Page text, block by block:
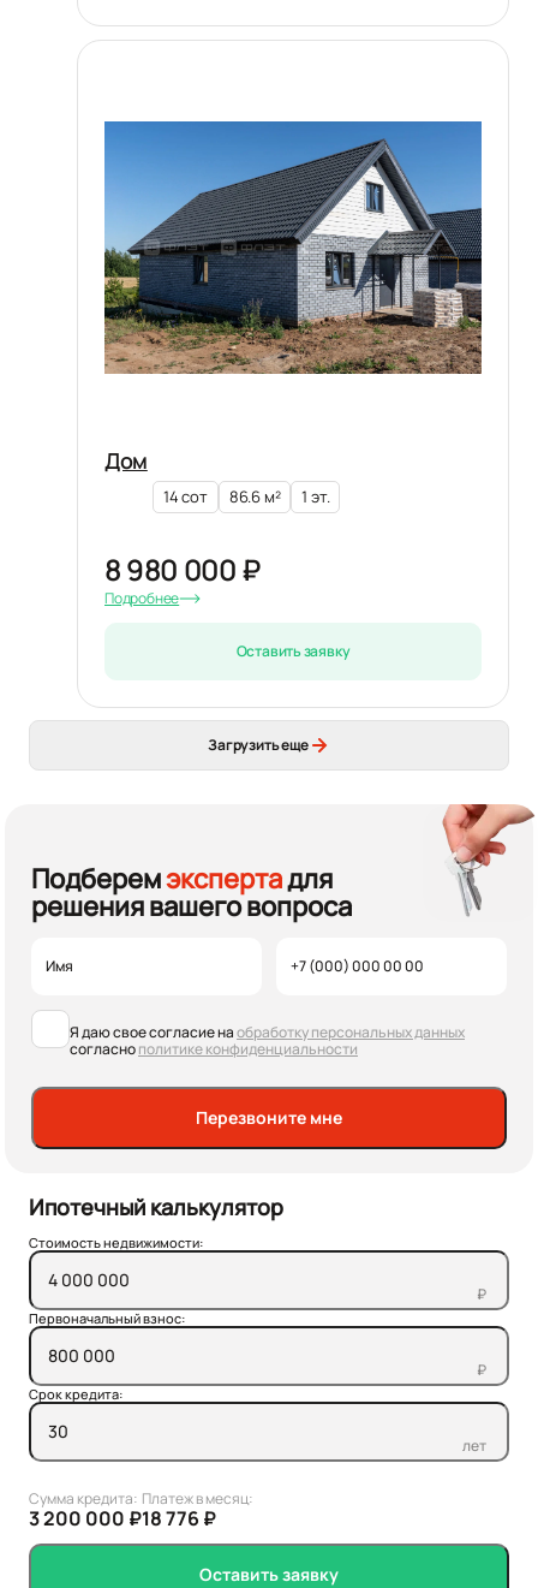
Дом
14 сот 86.6 м² 1 эт.
8 980 000 ₽
Подробнее
Оставить заявку
Загрузить еще
Подберемэкспертадля
решения вашего вопроса
Я даю свое согласие наобработку персональных данных
согласнополитике конфиденциальности
Перезвоните мне
Ипотечный калькулятор
Стоимость недвижимости:
₽
Первоначальный взнос:
₽
Срок кредита:
лет
Сумма кредита:
3 200 000 ₽
Платеж в месяц:
18 776 ₽
Оставить заявку